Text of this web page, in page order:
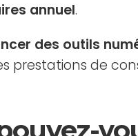
annuel.
des outils
de